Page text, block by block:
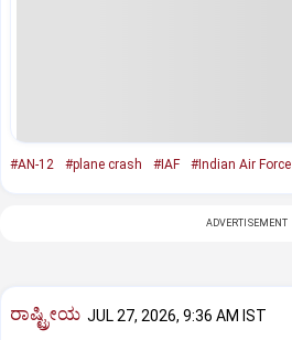
#AN-12 #plane crash #IAF #Indian Air Force
ADVERTISEMENT
ರಾಷ್ಟ್ರೀಯ JUL 27, 2026, 9:36 AM IST